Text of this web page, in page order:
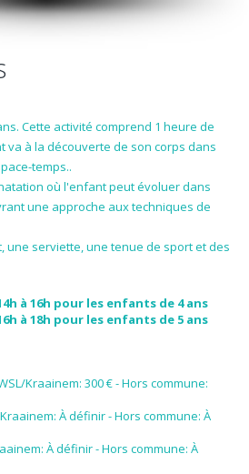
Cette activité comprend 1 heure de
va à la découverte de son corps dans
temps..
où l'enfant peut évoluer dans
une approche aux techniques de
une serviette, une tenue de sport et des
à 16h pour les enfants de 4 ans
à 18h pour les enfants de 5 ans
Kraainem: 300 € - Hors commune:
À définir - Hors commune: À
À définir - Hors commune: À